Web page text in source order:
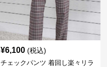
¥6,100 (税込)
チェックパンツ 着回し楽々リラ